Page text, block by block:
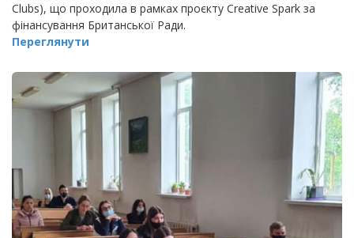
Clubs), що проходила в рамках проєкту Creative Spark за
фінансування Британської Ради.
Переглянути